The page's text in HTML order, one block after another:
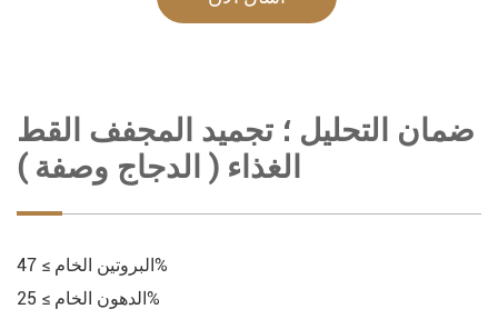
ضمان التحليل ؛ تجميد المجفف القط
الغذاء ( الدجاج وصفة )
البروتين الخام ≥ 47%
الدهون الخام ≥ 25%